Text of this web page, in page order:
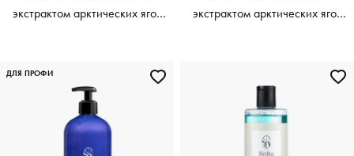
экстрактом арктических ягод
экстрактом арктических ягод
ДЛЯ ПРОФИ